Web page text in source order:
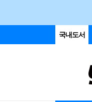
국내도서